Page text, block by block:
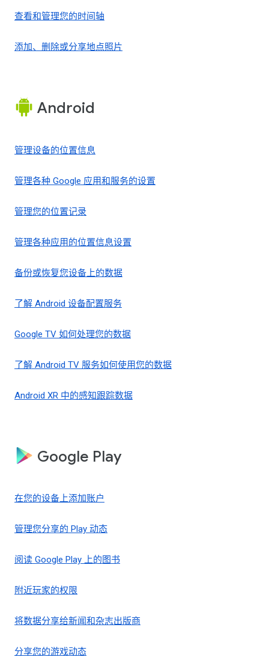
查看和管理您的时间轴
添加、删除或分享地点照片
Android
管理设备的位置信息
管理各种 Google 应用和服务的设置
管理您的位置记录
管理各种应用的位置信息设置
备份或恢复您设备上的数据
了解 Android 设备配置服务
Google TV 如何处理您的数据
了解 Android TV 服务如何使用您的数据
Android XR 中的感知跟踪数据
Google Play
在您的设备上添加账户
管理您分享的 Play 动态
阅读 Google Play 上的图书
附近玩家的权限
将数据分享给新闻和杂志出版商
分享您的游戏动态